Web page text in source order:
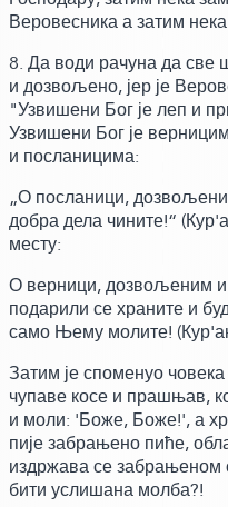
Веровесника а затим
8. Да води рачуна да све
и дозвољено, јер је
"Узвишени Бог је леп и
Узвишени Бог је
и посланицима:
„О посланици,
добра дела чините!“
месту:
О верници, дозвољеним
подарили се храните и
само Њему молите!
Затим је споменуо
чупаве косе и прашњав,
и моли: 'Боже, Боже!', а
пије забрањено пиће,
издржава се забрањеном
бити услишана молба?!